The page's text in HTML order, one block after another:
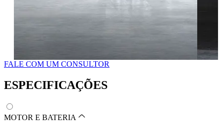
FALE COM UM CONSULTOR
ESPECIFICAÇÕES
MOTOR E BATERIA